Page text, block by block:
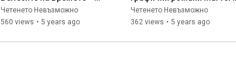
дали да си го купя |
графични романи Marvel
Четенето Невъзможно
560 views • 5 years ago
#9
Четенето Невъзможно
362 views • 5 years ago